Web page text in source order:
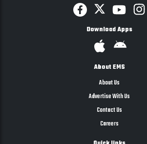
Download Apps
About EMS
About Us
Advertise With Us
Contact Us
Careers